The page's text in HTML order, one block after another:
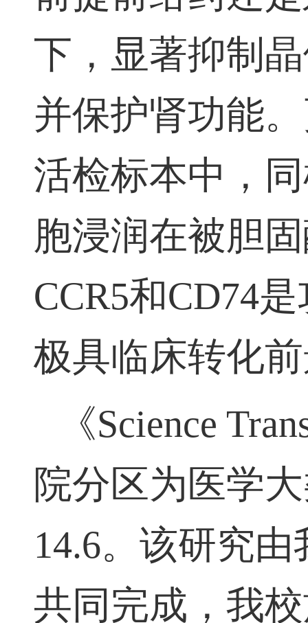
前提前给药还
下，显著抑制
并保护肾功能
活检标本中，
胞浸润在被胆
CCR5和CD74
《Science
院分区为医学
14.6。该研究